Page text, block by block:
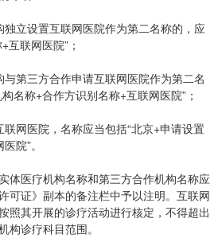
独立设置互联网医院作为第二名称的，应
互联网医院”；
与第三方合作申请互联网医院作为第二名
名称+合作方识别名称+互联网医院”；
联网医院，名称应当包括“北京+申请设置
院”。
体医疗机构名称和第三方合作机构名称应
可证》副本的备注栏中予以注明。互联网
照其开展的诊疗活动进行核定，不得超出
构诊疗科目范围。